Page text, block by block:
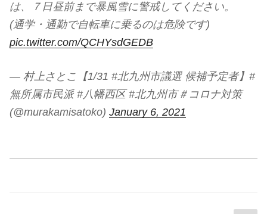
は、７日昼前まで暴風雪に警戒してください。
(通学・通勤で自転車に乗るのは危険です)
pic.twitter.com/QCHYsdGEDB
— 村上さとこ【1/31 #北九州市議選 候補予定者】#
無所属市民派 #八幡西区 #北九州市＃コロナ対策
(@murakamisatoko) January 6, 2021